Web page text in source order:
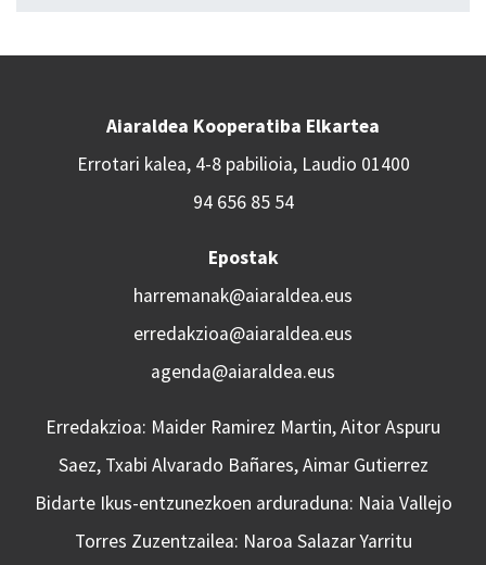
Aiaraldea Kooperatiba Elkartea
Errotari kalea, 4-8 pabilioia, Laudio 01400
94 656 85 54
Epostak
harremanak@aiaraldea.eus
erredakzioa@aiaraldea.eus
agenda@aiaraldea.eus
Erredakzioa: Maider Ramirez Martin, Aitor Aspuru
Saez, Txabi Alvarado Bañares, Aimar Gutierrez
Bidarte Ikus-entzunezkoen arduraduna: Naia Vallejo
Torres Zuzentzailea: Naroa Salazar Yarritu